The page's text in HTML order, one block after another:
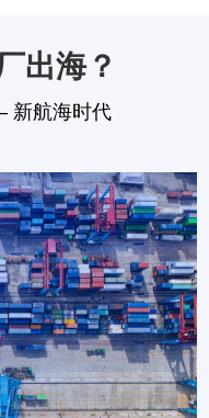
出海？
新航海时代